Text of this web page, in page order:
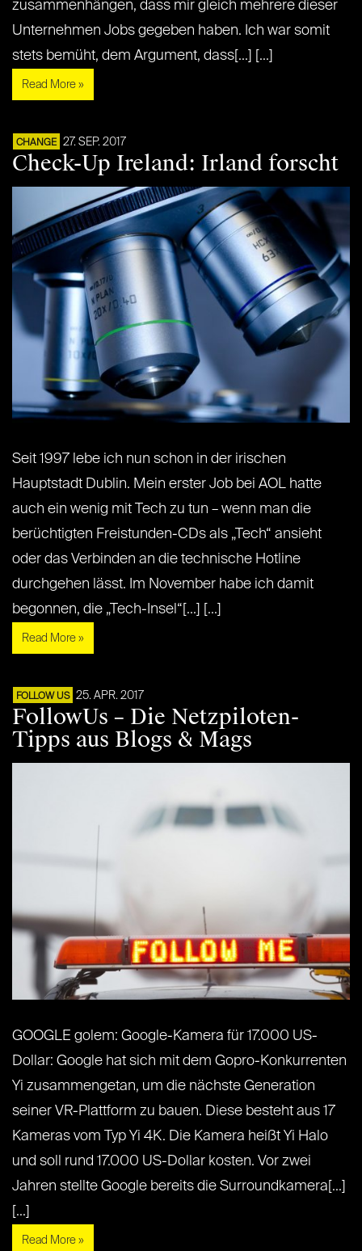
zusammenhängen, dass mir gleich mehrere dieser
Unternehmen Jobs gegeben haben. Ich war somit
stets bemüht, dem Argument, dass[...] [...]
Read More »
CHANGE 27. SEP. 2017
Check-Up Ireland: Irland forscht
Seit 1997 lebe ich nun schon in der irischen
Hauptstadt Dublin. Mein erster Job bei AOL hatte
auch ein wenig mit Tech zu tun – wenn man die
berüchtigten Freistunden-CDs als „Tech“ ansieht
oder das Verbinden an die technische Hotline
durchgehen lässt. Im November habe ich damit
begonnen, die „Tech-Insel“[...] [...]
Read More »
FOLLOW US 25. APR. 2017
FollowUs – Die Netzpiloten-
Tipps aus Blogs & Mags
GOOGLE golem: Google-Kamera für 17.000 US-
Dollar: Google hat sich mit dem Gopro-Konkurrenten
Yi zusammengetan, um die nächste Generation
seiner VR-Plattform zu bauen. Diese besteht aus 17
Kameras vom Typ Yi 4K. Die Kamera heißt Yi Halo
und soll rund 17.000 US-Dollar kosten. Vor zwei
Jahren stellte Google bereits die Surroundkamera[...]
[...]
Read More »